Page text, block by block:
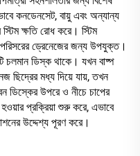
কনডেনসেট, বায়ু এবং অন্যান্য
ক্ষতি রোধ করে। স্টিম
চলমান ডিস্ক থাকে। যখন বাষ্প
ছিদ্রের মধ্য দিয়ে যায়, তখন
ডিস্কের উপরে ও নীচে চাপের
প্রক্রিয়া শুরু করে, এভাবে
উদ্দেশ্য পূরণ করে।